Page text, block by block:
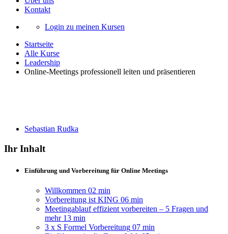
Kontakt
Login zu meinen Kursen
Startseite
Alle Kurse
Leadership
Online-Meetings professionell leiten und präsentieren
Sebastian Rudka
Ihr Inhalt
Einführung und Vorbereitung für Online Meetings
Willkommen 02 min
Vorbereitung ist KING 06 min
Meetingablauf effizient vorbereiten – 5 Fragen und
mehr 13 min
3 x S Formel Vorbereitung 07 min